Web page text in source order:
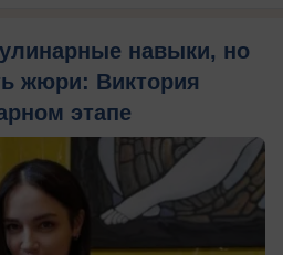
навыки, но
жюри: Виктория
этапе